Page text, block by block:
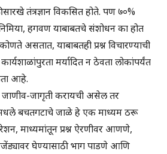
तंत्रज्ञान विकसित होते. पण ७०%
हगवण याबाबतचे संशोधन का होत
असतात, याबाबतही प्रश्न विचारण्याची
मर्यादित न ठेवता लोकांपर्यंत
आहे.
जाणीव-जागृती करायची असेल तर
बचतगटाचे जाळे हे एक माध्यम ठरू
माध्यमांतून प्रश्न ऐरणीवर आणणे,
अजेंड्यावर घेण्यासाठी भाग पाडणे आणि